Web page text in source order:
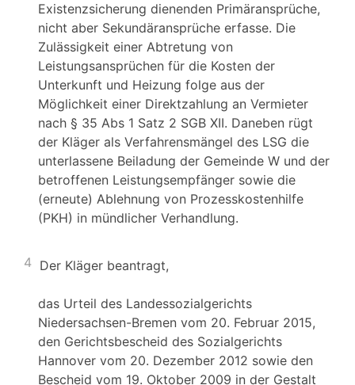
Existenzsicherung dienenden Primäransprüche,
nicht aber Sekundäransprüche erfasse. Die
Zulässigkeit einer Abtretung von
Leistungsansprüchen für die Kosten der
Unterkunft und Heizung folge aus der
Möglichkeit einer Direktzahlung an Vermieter
nach § 35 Abs 1 Satz 2 SGB XII. Daneben rügt
der Kläger als Verfahrensmängel des LSG die
unterlassene Beiladung der Gemeinde W und der
betroffenen Leistungsempfänger sowie die
(erneute) Ablehnung von Prozesskostenhilfe
(PKH) in mündlicher Verhandlung.
4 Der Kläger beantragt,
das Urteil des Landessozialgerichts
Niedersachsen-Bremen vom 20. Februar 2015,
den Gerichtsbescheid des Sozialgerichts
Hannover vom 20. Dezember 2012 sowie den
Bescheid vom 19. Oktober 2009 in der Gestalt